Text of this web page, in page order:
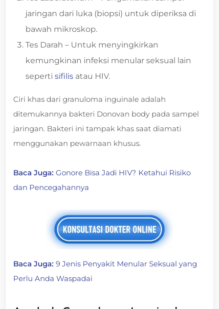
jaringan dari luka (biopsi) untuk diperiksa di
bawah mikroskop.
Tes Darah – Untuk menyingkirkan
kemungkinan infeksi menular seksual lain
seperti sifilis atau HIV.
Ciri khas dari granuloma inguinale adalah
ditemukannya bakteri Donovan body pada sampel
jaringan. Bakteri ini tampak khas saat diamati
menggunakan pewarnaan khusus.
Baca Juga: Gonore Bisa Jadi HIV? Ketahui Risiko
dan Pencegahannya
Baca Juga: 9 Jenis Penyakit Menular Seksual yang
Perlu Anda Waspadai